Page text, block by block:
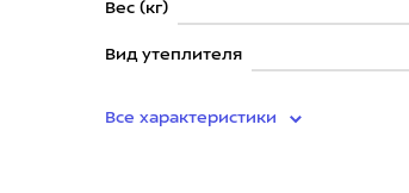
Вес (кг)
Вид утеплителя
Все характеристики